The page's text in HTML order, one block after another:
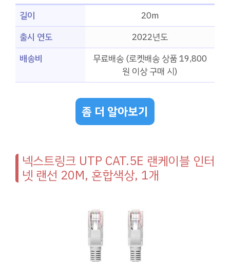
길이
20m
출시 연도
2022년도
배송비
무료배송 (로켓배송 상품 19,800
원 이상 구매 시)
좀 더 알아보기
넥스트링크 UTP CAT.5E 랜케이블 인터
넷 랜선 20M, 혼합색상, 1개